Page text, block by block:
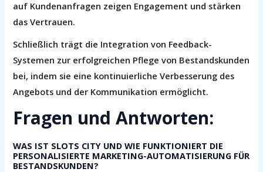
auf Kundenanfragen zeigen Engagement und stärken
das Vertrauen.
Schließlich trägt die Integration von Feedback-
Systemen zur erfolgreichen Pflege von Bestandskunden
bei, indem sie eine kontinuierliche Verbesserung des
Angebots und der Kommunikation ermöglicht.
Fragen und Antworten:
WAS IST SLOTS CITY UND WIE FUNKTIONIERT DIE
PERSONALISIERTE MARKETING-AUTOMATISIERUNG FÜR
BESTANDSKUNDEN?